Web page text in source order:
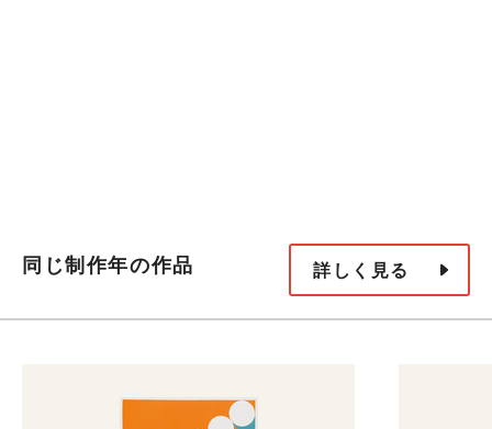
同じ制作年の作品 詳しく見る